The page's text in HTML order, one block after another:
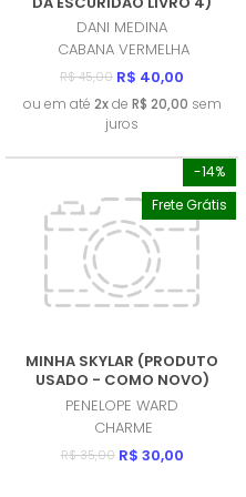
(PRODUTO USADO - COMO
NOVO)
DANI MEDINA
CABANA VERMELHA
R$ 45,00 R$ 40,00
ou em até 2xde R$ 20,00 sem
juros
-14%
Frete Grátis
MINHA SKYLAR (PRODUTO
USADO - COMO NOVO)
PENELOPE WARD
CHARME
R$ 35,00 R$ 30,00